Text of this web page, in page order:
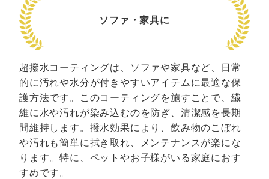
ソファ・家具に
超撥水コーティングは、ソファや家具など、日常
的に汚れや水分が付きやすいアイテムに最適な保
護方法です。このコーティングを施すことで、繊
維に水や汚れが染み込むのを防ぎ、清潔感を長期
間維持します。撥水効果により、飲み物のこぼれ
や汚れも簡単に拭き取れ、メンテナンスが楽にな
ります。特に、ペットやお子様がいる家庭におす
すめです。